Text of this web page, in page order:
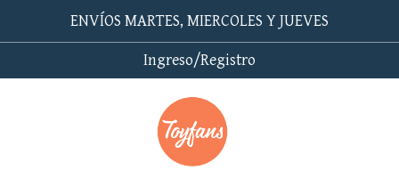
ENVÍOS MARTES, MIERCOLES Y JUEVES
Ingreso/Registro